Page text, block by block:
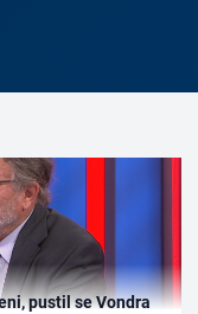
pustil se Vondra